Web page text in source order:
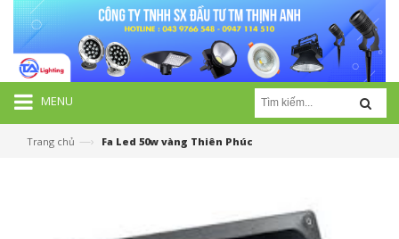
MENU
Trang chủ —› Fa Led 50w vàng Thiên Phúc